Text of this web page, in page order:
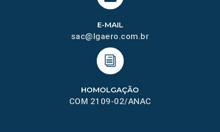
HOMOLGAÇÃO
COM 2109-02/ANAC
E-MAIL
sac@lgaero.com.br